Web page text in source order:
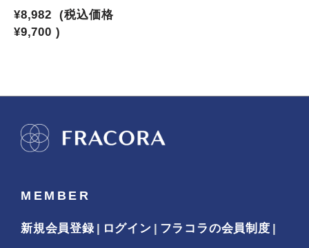
¥8,982
(税込価格
¥9,700 )
MEMBER
新規会員登録 ログイン フラコラの会員制度